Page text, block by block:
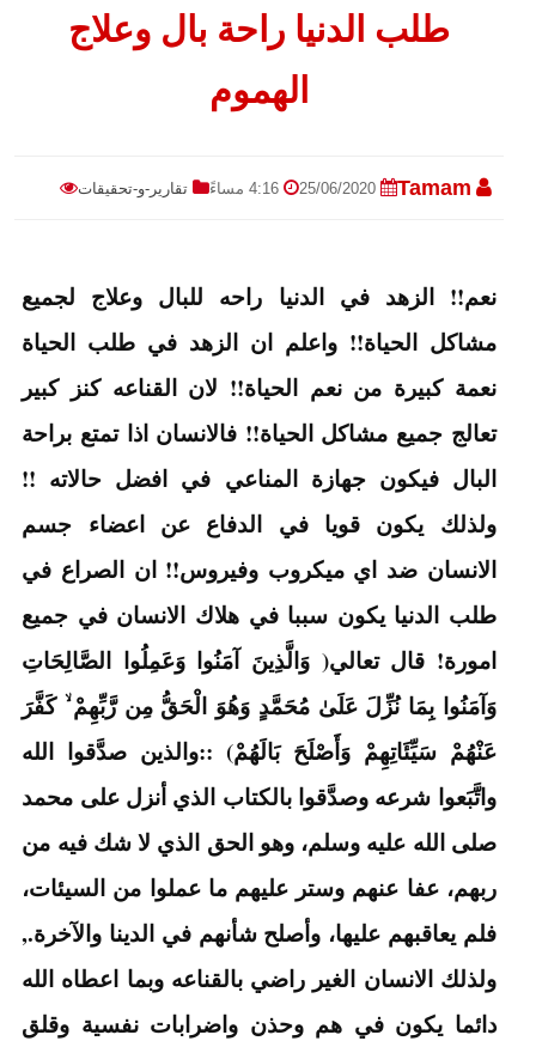
طلب الدنيا راحة بال وعلاج
الهموم
Tamam
25/06/2020 4:16 مساءً تقارير-و-تحقيقات
نعم!! الزهد في الدنيا راحه للبال وعلاج لجميع
مشاكل الحياة!! واعلم ان الزهد في طلب الحياة
نعمة كبيرة من نعم الحياة!! لان القناعه كنز كبير
تعالج جميع مشاكل الحياة!! فالانسان اذا تمتع براحة
البال فيكون جهازة المناعي في افضل حالاته !!
ولذلك يكون قويا في الدفاع عن اعضاء جسم
الانسان ضد اي ميكروب وفيروس!! ان الصراع في
طلب الدنيا يكون سببا في هلاك الانسان في جميع
امورة! قال تعالي( وَالَّذِينَ آمَنُوا وَعَمِلُوا الصَّالِحَاتِ
وَآمَنُوا بِمَا نُزِّلَ عَلَىٰ مُحَمَّدٍ وَهُوَ الْحَقُّ مِن رَّبِّهِمْ ۙ كَفَّرَ
عَنْهُمْ سَيِّئَاتِهِمْ وَأَصْلَحَ بَالَهُمْ) ::والذين صدَّقوا الله
واتَّبَعوا شرعه وصدَّقوا بالكتاب الذي أنزل على محمد
صلى الله عليه وسلم، وهو الحق الذي لا شك فيه من
ربهم، عفا عنهم وستر عليهم ما عملوا من السيئات،
فلم يعاقبهم عليها، وأصلح شأنهم في الدينا والآخرة.,
ولذلك الانسان الغير راضي بالقناعه وبما اعطاه الله
دائما يكون في هم وحذن واضرابات نفسية وقلق